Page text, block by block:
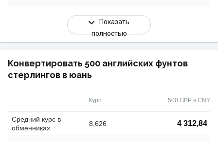
Показать
полностью
Конвертировать 500 английских фунтов
стерлингов в юань
Курс 500 GBP в CNY
Средний курс в
обменниках
8,626 4 312,84